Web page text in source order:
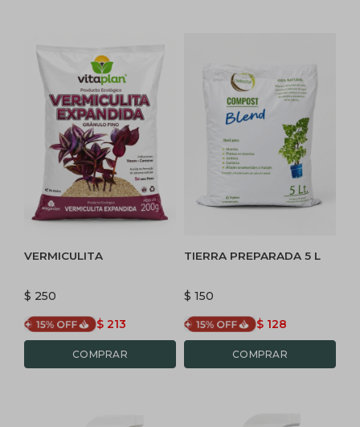
VERMICULITA
$ 250
$ 213
TIERRA PREPARADA 5 L
$ 150
$ 128